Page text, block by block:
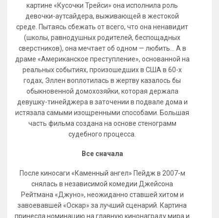
картине «Кусочки Трейси» она исполнила роль
девочки-аутсайдера, выживающей в жестокой
среде. Пытаясь сбежать от всего, что она ненавидит
(школы, равнодушных родителей, беспощадных
сверстников), она мечтает об одном — любить... А в
драме «Американское преступление», основанной на
реальных событиях, произошедших в США в 60-х
годах, Эллен воплотилась в жертву казалось бы
обыкновенной домохозяйки, которая держала
девушку-тинейджера в заточении в подвале дома и
истязала самыми изощренными способами. Большая
часть фильма создана на основе стенограмм
судебного процесса.
Все сначала
После киносаги «Каменный ангел» Пейдж в 2007-м
снялась в независимой комедии Джейсона
Рейтмана «Джуно», неожиданно ставшей хитом и
завоевавшей «Оскар» за лучший сценарий. Картина
принесла номинацию на главную кинонаграду мира и